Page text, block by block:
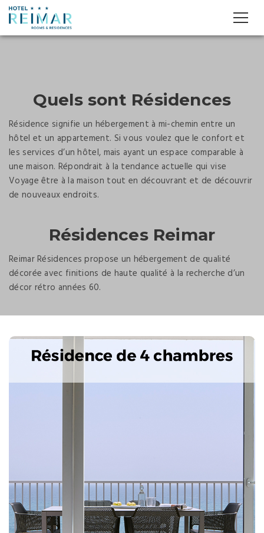
Quels sont Résidences
Résidence signifie un hébergement à mi-chemin entre un
hôtel et un appartement. Si vous voulez que le confort et
les services d’un hôtel, mais ayant un espace comparable à
une maison. Répondrait à la tendance actuelle qui vise
Voyage être à la maison tout en découvrant et de découvrir
de nouveaux endroits.
Résidences Reimar
Reimar Résidences propose un hébergement de qualité
décorée avec finitions de haute qualité à la recherche d’un
décor rétro années 60.
Splendide logement, tout neuf et meublé dans le style
des années 60 avec vue sur la mer.